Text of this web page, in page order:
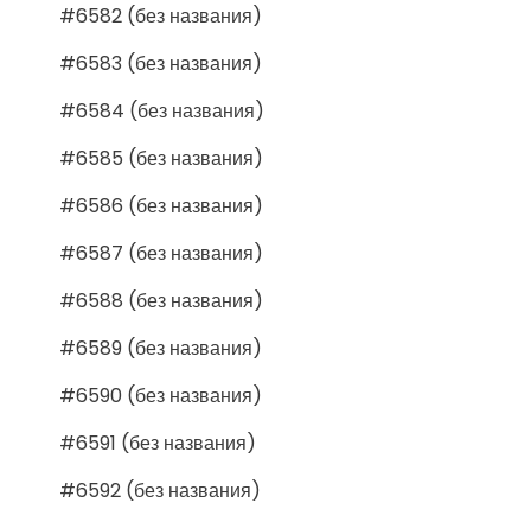
#6582 (без названия)
#6583 (без названия)
#6584 (без названия)
#6585 (без названия)
#6586 (без названия)
#6587 (без названия)
#6588 (без названия)
#6589 (без названия)
#6590 (без названия)
#6591 (без названия)
#6592 (без названия)